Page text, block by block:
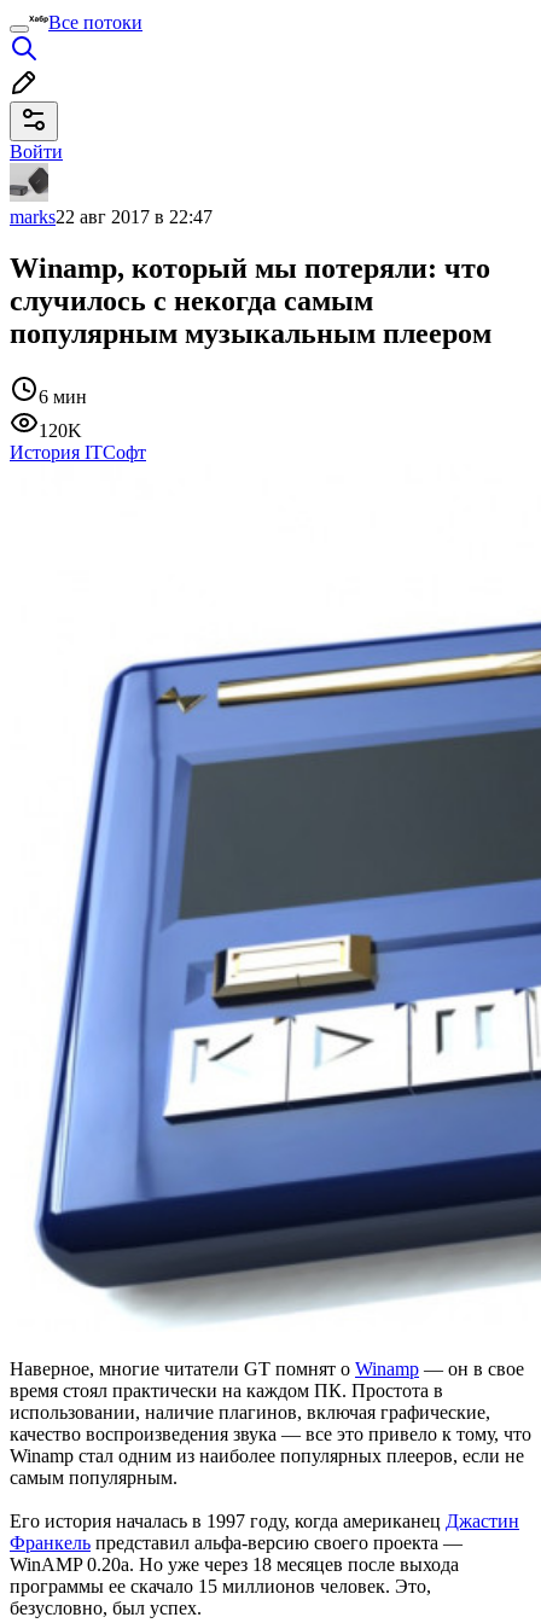
Все потоки
Войти
marks22 авг 2017 в 22:47
Winamp, который мы потеряли: что
случилось с некогда самым
популярным музыкальным плеером
6 мин
120K
История ITСофт
Наверное, многие читатели GT помнят о Winamp — он в свое
время стоял практически на каждом ПК. Простота в
использовании, наличие плагинов, включая графические,
качество воспроизведения звука — все это привело к тому, что
Winamp стал одним из наиболее популярных плееров, если не
самым популярным.
Его история началась в 1997 году, когда американец Джастин
Франкель представил альфа-версию своего проекта —
WinAMP 0.20a. Но уже через 18 месяцев после выхода
программы ее скачало 15 миллионов человек. Это,
безусловно, был успех.